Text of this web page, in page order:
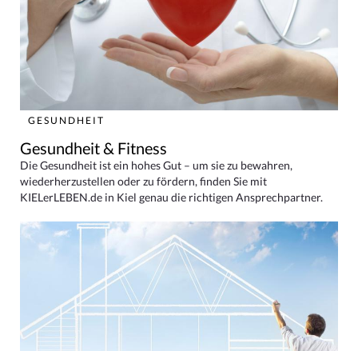
GESUNDHEIT
Gesundheit & Fitness
Die Gesundheit ist ein hohes Gut – um sie zu bewahren,
wiederherzustellen oder zu fördern, finden Sie mit
KIELerLEBEN.de in Kiel genau die richtigen Ansprechpartner.